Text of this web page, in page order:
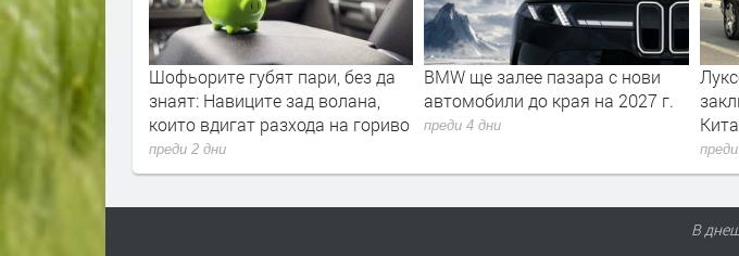
ви
разорява
Шофьорите губят пари, без да
знаят: Навиците зад волана,
които вдигат разхода на гориво
преди 2 дни
BMW ще залее пазара с нови
автомобили до края на 2027 г.
преди 4 дни
В